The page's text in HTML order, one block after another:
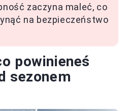
zaczyna maleć, co
na bezpieczeństwo
powinieneś
sezonem